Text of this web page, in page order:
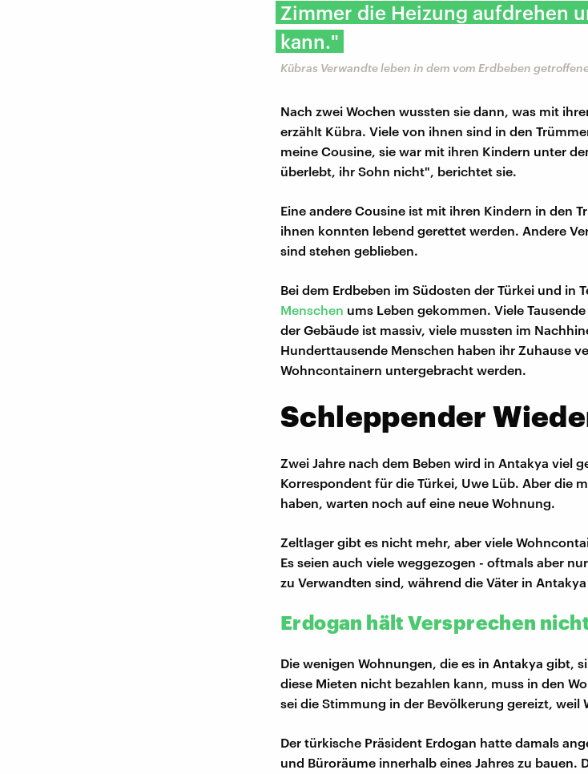
Zimmer die Heizung aufdrehen
kann."
Kübras Verwandte leben in dem vom Erdbeben
Nach zwei Wochen wussten sie dann, was mit
erzählt Kübra. Viele von ihnen sind in den
meine Cousine, sie war mit ihren Kindern unter
überlebt, ihr Sohn nicht", berichtet sie.
Eine andere Cousine ist mit ihren Kindern in den
ihnen konnten lebend gerettet werden. Andere
sind stehen geblieben.
Bei dem Erdbeben im Südosten der Türkei und in
Menschen ums Leben gekommen. Viele
der Gebäude ist massiv, viele mussten im
Hunderttausende Menschen haben ihr Zuhause
Wohncontainern untergebracht werden.
Schleppender
Zwei Jahre nach dem Beben wird in Antakya viel
Korrespondent für die Türkei, Uwe Lüb. Aber die
haben, warten noch auf eine neue Wohnung.
Zeltlager gibt es nicht mehr, aber viele
Es seien auch viele weggezogen - oftmals aber
zu Verwandten sind, während die Väter in
Erdogan hält Versprechen
Die wenigen Wohnungen, die es in Antakya gibt,
diese Mieten nicht bezahlen kann, muss in den
sei die Stimmung in der Bevölkerung gereizt, weil
Der türkische Präsident Erdogan hatte damals
und Büroräume innerhalb eines Jahres zu bauen.